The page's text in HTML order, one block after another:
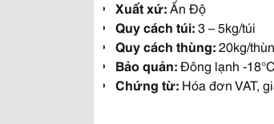
Xuất xứ:Ấn Độ
Quy cách túi:3 – 5kg/túi
Quy cách thùng:20kg/
Bảo quản:Đông lạnh -18°C
Chứng từ: Hóa đơn VAT,